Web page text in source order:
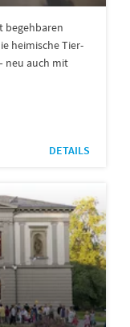
begehbaren
heimische Tier-
neu auch mit
DETAILS